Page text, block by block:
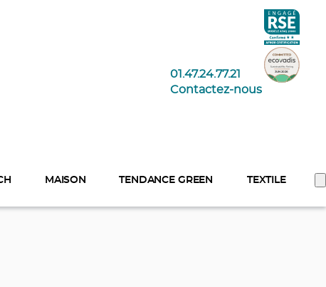
01.47.24.77.21
Contactez-nous
MAISON TENDANCE GREEN TEXTILE